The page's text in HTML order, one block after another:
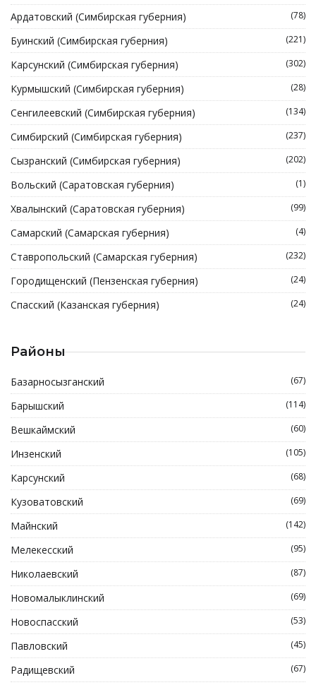
Ардатовский (Симбирская губерния) (78)
Буинский (Симбирская губерния) (221)
Карсунский (Симбирская губерния) (302)
Курмышский (Симбирская губерния) (28)
Сенгилеевский (Симбирская губерния) (134)
Симбирский (Симбирская губерния) (237)
Сызранский (Симбирская губерния) (202)
Вольский (Саратовская губерния) (1)
Хвалынский (Саратовская губерния) (99)
Самарский (Самарская губерния) (4)
Ставропольский (Самарская губерния) (232)
Городищенский (Пензенская губерния) (24)
Спасский (Казанская губерния) (24)
Районы
Базарносызганский (67)
Барышский (114)
Вешкаймский (60)
Инзенский (105)
Карсунский (68)
Кузоватовский (69)
Майнский (142)
Мелекесский (95)
Николаевский (87)
Новомалыклинский (69)
Новоспасский (53)
Павловский (45)
Радищевский (67)